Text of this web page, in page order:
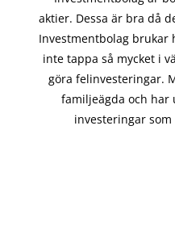
aktier. Dessa är bra då
Investmentbolag brukar
inte tappa så mycket i
göra felinvesteringar.
familjeägda och
investeringar